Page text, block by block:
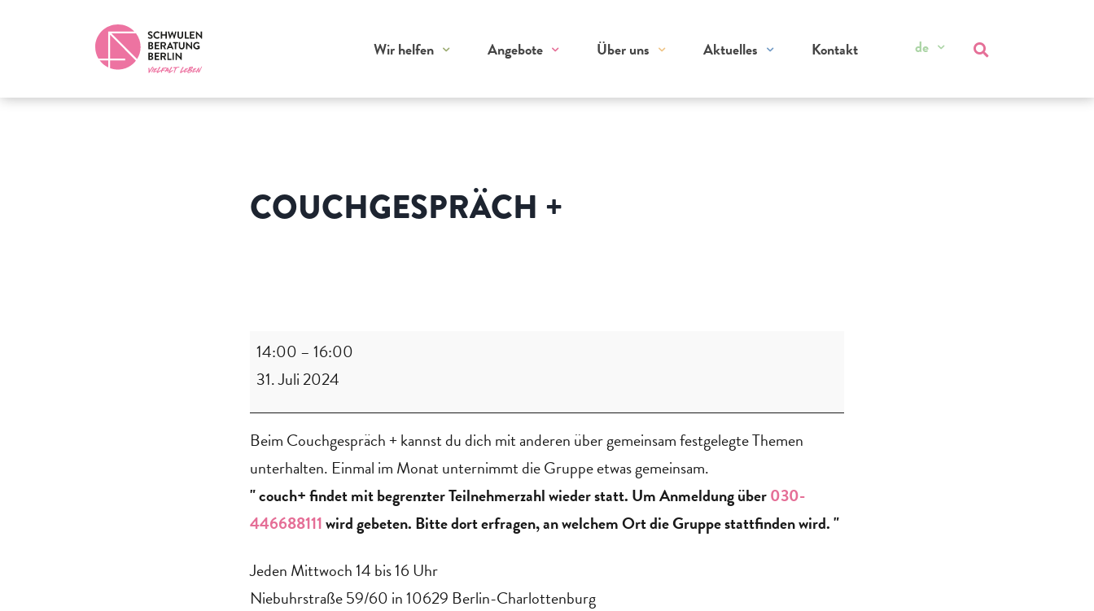
Wir helfen Angebote Über uns Aktuelles Kontakt de
COUCHGESPRÄCH +
14:00 – 16:00
31. Juli 2024
Beim Couchgespräch + kannst du dich mit anderen über gemeinsam festgelegte Themen
unterhalten. Einmal im Monat unternimmt die Gruppe etwas gemeinsam.
" couch+ findet mit begrenzter Teilnehmerzahl wieder statt. Um Anmeldung über030-
446688111wird gebeten. Bitte dort erfragen, an welchem Ort die Gruppe stattfinden wird. "
‍Jeden Mittwoch 14 bis 16 Uhr
Niebuhrstraße 59/60 in 10629 Berlin-Charlottenburg